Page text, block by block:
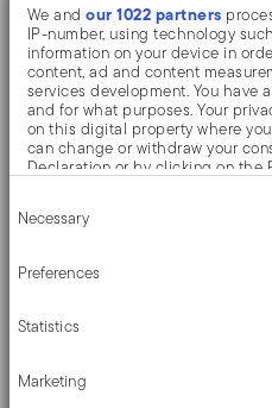
We andour 1022 partners
IP-number, using technology
information on your device in
content, ad and content
services development. You have
and for what purposes. Your
on this digital property where
can change or withdraw your
Declaration or by clicking on the
Collect information about
Identify your device by
characteristics (fingerprinting)
Find out more about how your
your preferences in the
We use cookies to personalise
media features and to analyse
Selection
Necessary
Preferences
Statistics
Marketing
Description
Sambonet Radici Insert for
Inspirés par le design